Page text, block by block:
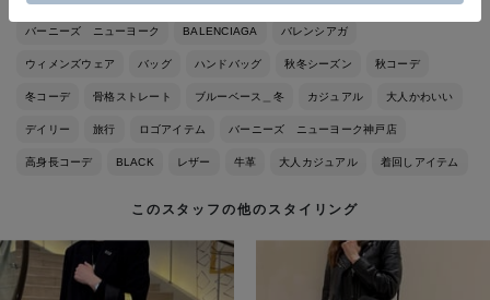
バーニーズ ニューヨーク BALENCIAGA バレンシアガ
ウィメンズウェア バッグ ハンドバッグ 秋冬シーズン 秋コーデ
冬コーデ 骨格ストレート ブルーベース＿冬 カジュアル 大人かわいい
デイリー 旅行 ロゴアイテム バーニーズ ニューヨーク神戸店
高身長コーデ BLACK レザー 牛革 大人カジュアル 着回しアイテム
このスタッフの他のスタイリング